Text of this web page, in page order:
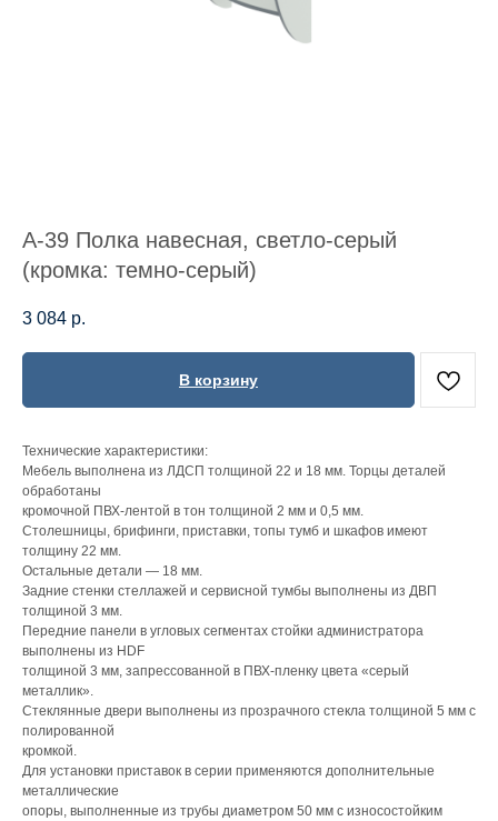
А-39 Полка навесная, светло-серый
(кромка: темно-серый)
3 084 р.
В корзину
Технические характеристики:
Мебель выполнена из ЛДСП толщиной 22 и 18 мм. Торцы деталей
обработаны
кромочной ПВХ-лентой в тон толщиной 2 мм и 0,5 мм.
Столешницы, брифинги, приставки, топы тумб и шкафов имеют
толщину 22 мм.
Остальные детали — 18 мм.
Задние стенки стеллажей и сервисной тумбы выполнены из ДВП
толщиной 3 мм.
Передние панели в угловых сегментах стойки администратора
выполнены из HDF
толщиной 3 мм, запрессованной в ПВХ-пленку цвета «серый
металлик».
Стеклянные двери выполнены из прозрачного стекла толщиной 5 мм с
полированной
кромкой.
Для установки приставок в серии применяются дополнительные
металлические
опоры, выполненные из трубы диаметром 50 мм с износостойким